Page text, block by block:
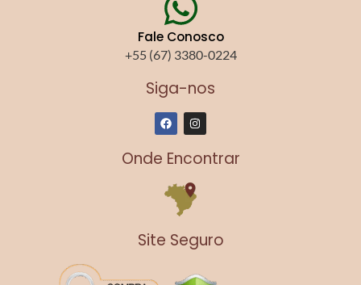
Fale Conosco
+55 (67) 3380-0224
Siga-nos
F
a
c
e
b
o
k
I
n
s
a
r
a
Onde Encontrar
Site Seguro